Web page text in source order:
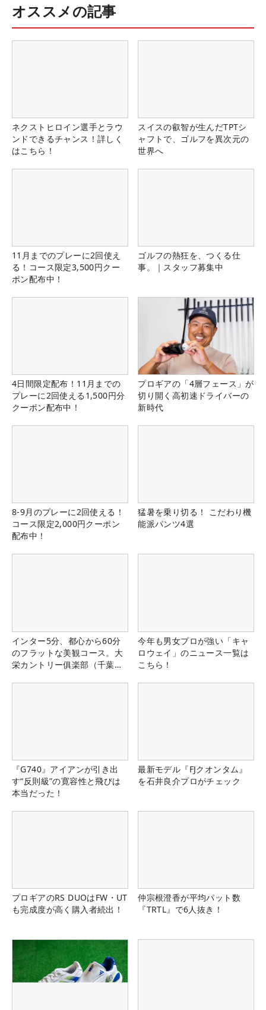
オススメの記事
ネクストヒロイン選手とラウ
ンドできるチャンス！詳しく
はこちら！
スイスの叡智が生んだTPTシ
ャフトで、ゴルフを異次元の
世界へ
11月までのプレーに2回使え
る！コース限定3,500円クー
ポン配布中！
ゴルフの熱狂を、つくる仕
事。｜スタッフ募集中
4日間限定配布！11月までの
プレーに2回使える1,500円分
クーポン配布中！
プロギアの「4層フェース」が
切り開く高初速ドライバーの
新時代
8-9月のプレーに2回使える！
コース限定2,000円クーポン
配布中！
猛暑を乗り切る！ こだわり機
能派パンツ4選
インター5分、都心から60分
のフラットな美観コース。大
栄カントリー俱楽部（千葉
今年も男女プロが強い「キャ
ロウェイ」のニュース一覧は
こちら！
『G740』アイアンが引き出
す“反則級”の寛容性と飛びは
本当だった！
最新モデル『FJクオンタム』
を石井良介プロがチェック
プロギアのRS DUOはFW・UT
も完成度が高く購入者続出！
仲宗根澄香が平均パット数
『TRTL』で6人抜き！